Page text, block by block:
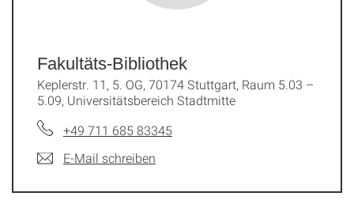
Fakultäts-Bibliothek
Keplerstr. 11, 5. OG, 70174 Stuttgart, Raum 5.03 –
5.09, Universitätsbereich Stadtmitte
+49 711 685 83345
E-Mail schreiben